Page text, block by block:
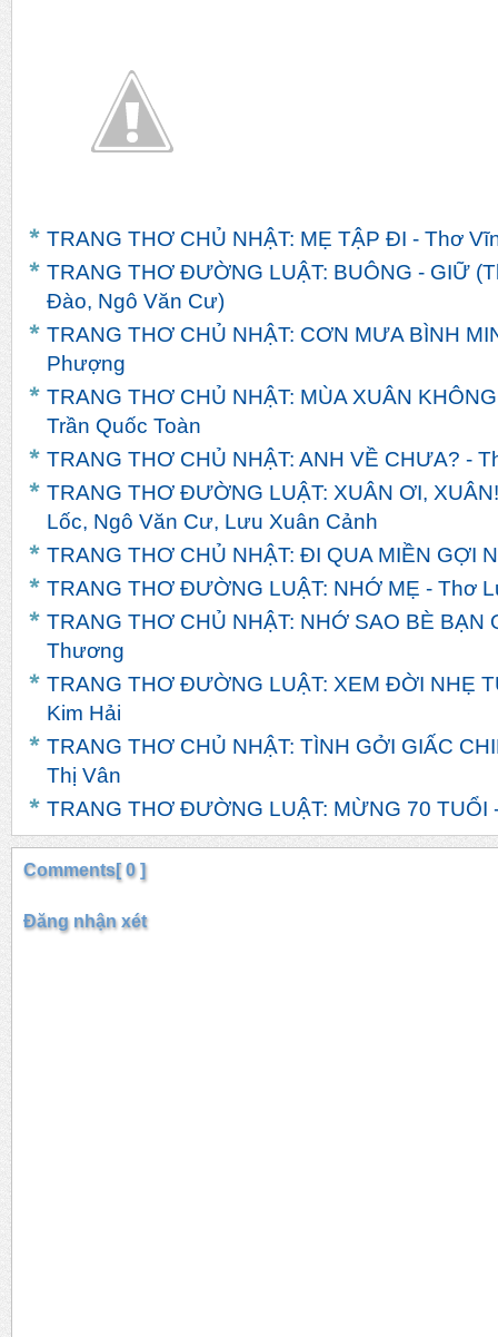
TRANG THƠ CHỦ NHẬT: MẸ TẬP ĐI - Thơ
TRANG THƠ ĐƯỜNG LUẬT: BUÔNG - GIỮ
Đào, Ngô Văn Cư)
TRANG THƠ CHỦ NHẬT: CƠN MƯA BÌNH
Phượng
TRANG THƠ CHỦ NHẬT: MÙA XUÂN
Trần Quốc Toàn
TRANG THƠ CHỦ NHẬT: ANH VỀ CHƯA? -
TRANG THƠ ĐƯỜNG LUẬT: XUÂN ƠI,
Lốc, Ngô Văn Cư, Lưu Xuân Cảnh
TRANG THƠ CHỦ NHẬT: ĐI QUA MIỀN GỢI
TRANG THƠ ĐƯỜNG LUẬT: NHỚ MẸ - Thơ
TRANG THƠ CHỦ NHẬT: NHỚ SAO BÈ BẠN
Thương
TRANG THƠ ĐƯỜNG LUẬT: XEM ĐỜI NHẸ
Kim Hải
TRANG THƠ CHỦ NHẬT: TÌNH GỞI GIẤC
Thị Vân
TRANG THƠ ĐƯỜNG LUẬT: MỪNG 70 TUỔI
Comments[ 0 ]
Đăng nhận xét